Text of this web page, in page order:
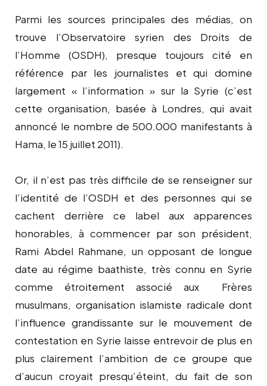
Parmi les sources principales des médias, on
trouve l’Observatoire syrien des Droits de
l’Homme (OSDH), presque toujours cité en
référence par les journalistes et qui domine
largement « l’information » sur la Syrie (c’est
cette organisation, basée à Londres, qui avait
annoncé le nombre de 500.000 manifestants à
Hama, le 15 juillet 2011).
Or, il n’est pas très difficile de se renseigner sur
l’identité de l’OSDH et des personnes qui se
cachent derrière ce label aux apparences
honorables, à commencer par son président,
Rami Abdel Rahmane, un opposant de longue
date au régime baathiste, très connu en Syrie
comme étroitement associé aux Frères
musulmans, organisation islamiste radicale dont
l’influence grandissante sur le mouvement de
contestation en Syrie laisse entrevoir de plus en
plus clairement l’ambition de ce groupe que
d’aucun croyait presqu’éteint, du fait de son